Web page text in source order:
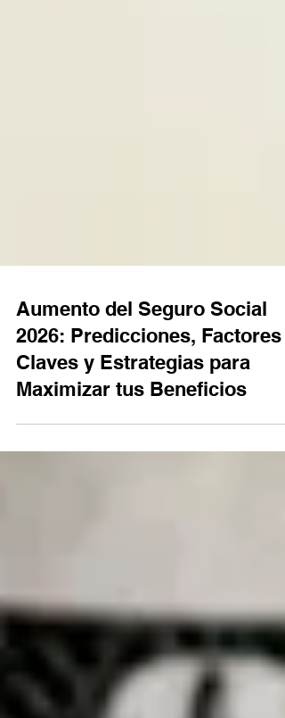
Aumento del Seguro Social
2026: Predicciones, Factores
Claves y Estrategias para
Maximizar tus Beneficios